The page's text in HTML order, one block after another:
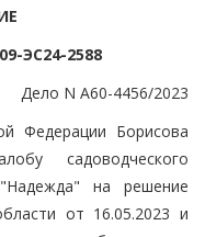
ЭС24-2588
Дело N А60-4456/2023
Федерации Борисова
садоводческого
на решение
от 16.05.2023 и